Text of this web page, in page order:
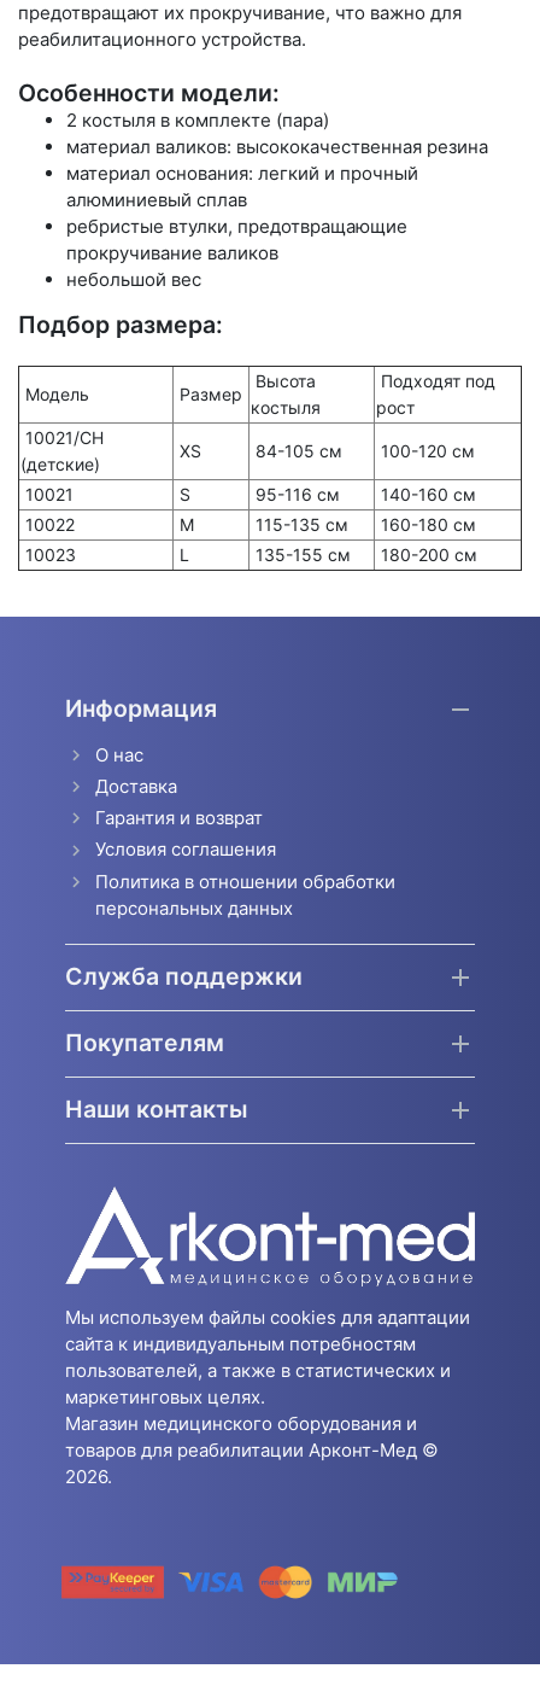
предотвращают их прокручивание, что важно для
реабилитационного устройства.
Особенности модели:
2 костыля в комплекте (пара)
материал валиков: высококачественная резина
материал основания: легкий и прочный
алюминиевый сплав
ребристые втулки, предотвращающие
прокручивание валиков
небольшой вес
Подбор размера:
Модель Размер
Высота
костыля
Подходят под
рост
10021/CH
(детские)
XS 84-105 см 100-120 см
10021 S 95-116 см
140-160 см
10022
M 115-135 см
160-180 см
10023
L 135-155 см 180-200 см
Информация
О нас
Доставка
Гарантия и возврат
Условия соглашения
Политика в отношении обработки
персональных данных
Служба поддержки
Покупателям
Наши контакты
Мы используем файлы cookies для адаптации
сайта к индивидуальным потребностям
пользователей, а также в статистических и
маркетинговых целях.
Магазин медицинского оборудования и
товаров для реабилитации Арконт-Мед ©
2026.